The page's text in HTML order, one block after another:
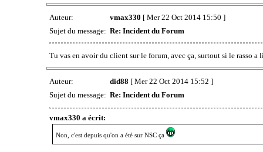
Auteur: vmax330 [ Mer 22 Oct 2014 15:50 ]
Sujet du message: Re: Incident du Forum
Tu vas en avoir du client sur le forum, avec ça, surtout si le rasso
Auteur: did88 [ Mer 22 Oct 2014 15:52 ]
Sujet du message: Re: Incident du Forum
vmax330 a écrit:
Non, c'est depuis qu'on a été sur NSC ça